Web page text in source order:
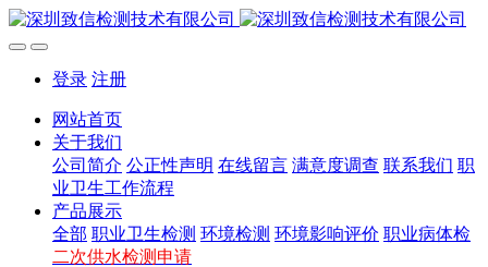
登录 注册
网站首页
关于我们
公司简介 公正性声明 在线留言 满意度调查 联系我们 职
业卫生工作流程
产品展示
全部 职业卫生检测 环境检测 环境影响评价 职业病体检
二次供水检测申请